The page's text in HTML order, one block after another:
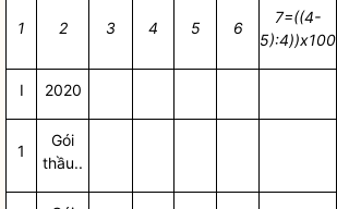
1 2 3 4 5 6
7=((4-
5):4))x100
I 2020
1
Gói
thầu..